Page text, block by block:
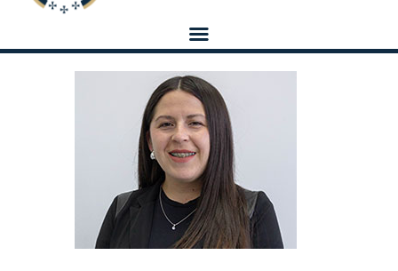
INSTITUCIÓN
VCM
EDUCACIÓN
CONTINUA